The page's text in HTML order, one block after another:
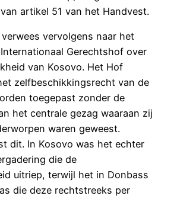
artikel 51 van het Handvest.
vervolgens naar het
Gerechtshof over
van Kosovo. Het Hof
zelfbeschikkingsrecht van de
toegepast zonder de
het centrale gezag waaraan zij
waren geweest.
dit. In Kosovo was het echter
die de
uitriep, terwijl het in Donbass
die deze rechtstreeks per